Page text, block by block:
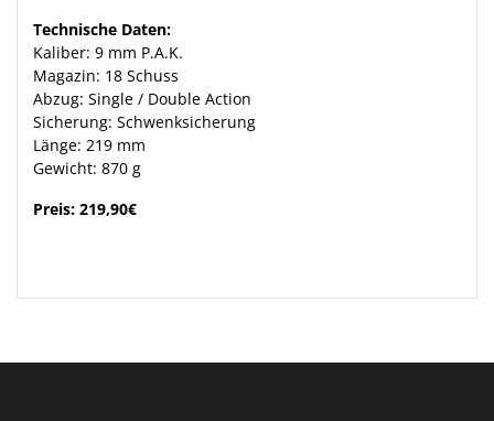
Technische Daten:
Kaliber: 9 mm P.A.K.
Magazin: 18 Schuss
Abzug: Single / Double Action
Sicherung: Schwenksicherung
Länge: 219 mm
Gewicht: 870 g
Preis: 219,90€